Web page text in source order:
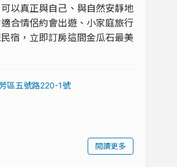
以真正與自己、與自然安靜地
合情侶約會出遊、小家庭旅行
宿，立即訂房這間金瓜石最美
區五號路220-1號
閱讀更多